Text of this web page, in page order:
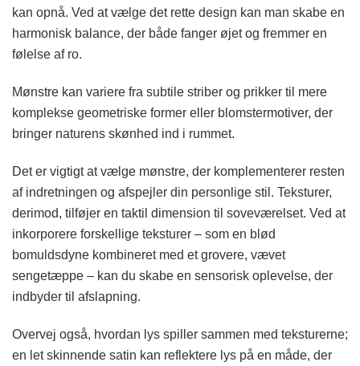
kan opnå. Ved at vælge det rette design kan man skabe en
harmonisk balance, der både fanger øjet og fremmer en
følelse af ro.
Mønstre kan variere fra subtile striber og prikker til mere
komplekse geometriske former eller blomstermotiver, der
bringer naturens skønhed ind i rummet.
Det er vigtigt at vælge mønstre, der komplementerer resten
af indretningen og afspejler din personlige stil. Teksturer,
derimod, tilføjer en taktil dimension til soveværelset. Ved at
inkorporere forskellige teksturer – som en blød
bomuldsdyne kombineret med et grovere, vævet
sengetæppe – kan du skabe en sensorisk oplevelse, der
indbyder til afslapning.
Overvej også, hvordan lys spiller sammen med teksturerne;
en let skinnende satin kan reflektere lys på en måde, der